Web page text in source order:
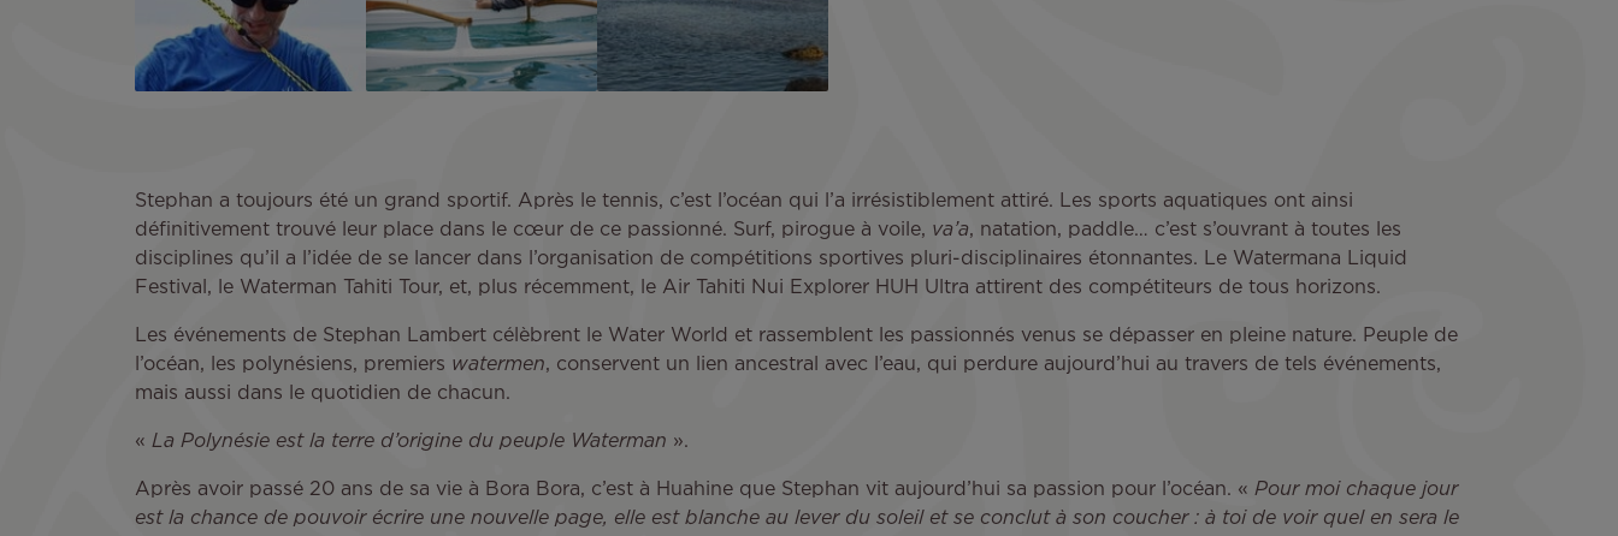
Stephan a toujours été un grand sportif. Après le tennis, c’est l’océan qui l’a irrésistiblement attiré. Les sports aquatiques ont ainsi
définitivement trouvé leur place dans le cœur de ce passionné. Surf, pirogue à voile, va’a, natation, paddle… c’est s’ouvrant à toutes les
disciplines qu’il a l’idée de se lancer dans l’organisation de compétitions sportives pluri-disciplinaires étonnantes. Le Watermana Liquid
Festival, le Waterman Tahiti Tour, et, plus récemment, le Air Tahiti Nui Explorer HUH Ultra attirent des compétiteurs de tous horizons.
Les événements de Stephan Lambert célèbrent le Water World et rassemblent les passionnés venus se dépasser en pleine nature. Peuple de
l’océan, les polynésiens, premiers watermen, conservent un lien ancestral avec l’eau, qui perdure aujourd’hui au travers de tels événements,
mais aussi dans le quotidien de chacun.
« La Polynésie est la terre d’origine du peuple Waterman ».
Après avoir passé 20 ans de sa vie à Bora Bora, c’est à Huahine que Stephan vit aujourd’hui sa passion pour l’océan. « Pour moi chaque jour
est la chance de pouvoir écrire une nouvelle page, elle est blanche au lever du soleil et se conclut à son coucher : à toi de voir quel en sera le